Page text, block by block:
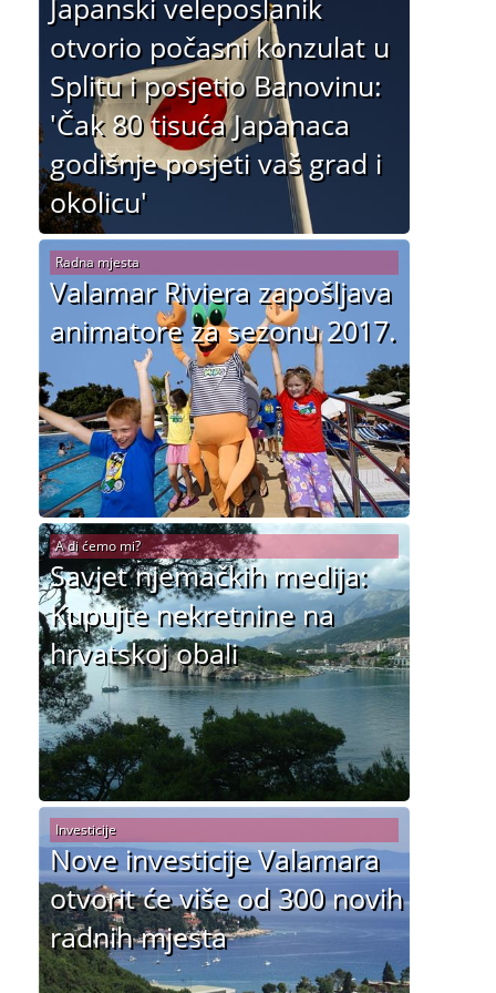
otvorio počasni konzulat u
Splitu i posjetio Banovinu:
'Čak 80 tisuća Japanaca
godišnje posjeti vaš grad i
okolicu'
Valamar Riviera zapošljava
animatore za sezonu 2017.
Radna mjesta
Savjet njemačkih medija:
Kupujte nekretnine na
hrvatskoj obali
A di ćemo mi?
Nove investicije Valamara
otvorit će više od 300 novih
radnih mjesta
Investicije